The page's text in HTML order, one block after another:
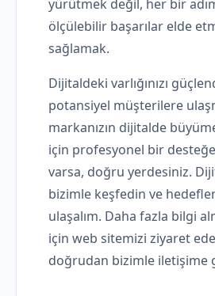
yürütmek değil, her bir
ölçülebilir başarılar elde
sağlamak.
Dijitaldeki varlığınızı
potansiyel müşterilere
markanızın dijitalde
için profesyonel bir desteğe
varsa, doğru yerdesiniz.
bizimle keşfedin ve
ulaşalım. Daha fazla bilgi
için web sitemizi ziyaret
doğrudan bizimle iletişime